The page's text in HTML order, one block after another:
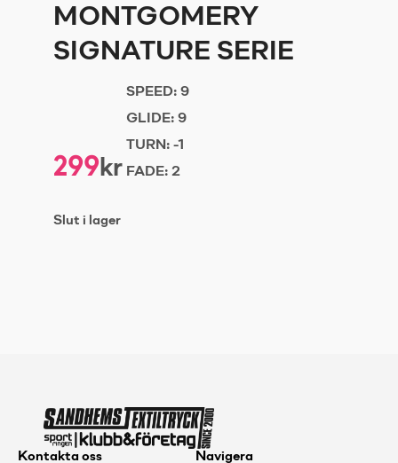
MONTGOMERY
SIGNATURE SERIE
299kr
SPEED: 9
GLIDE: 9
TURN: -1
FADE: 2
Slut i lager
Kontakta oss Navigera